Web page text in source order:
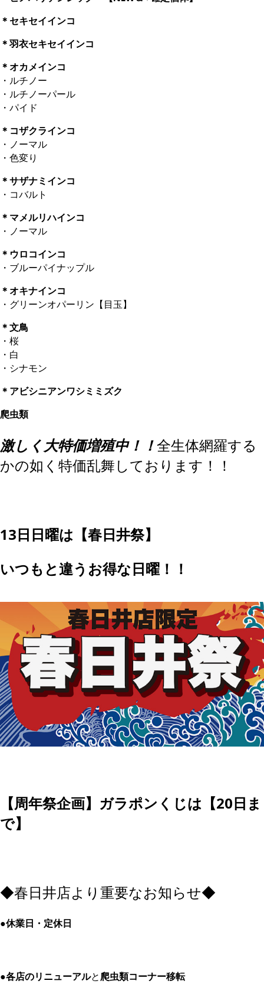
＊セキセイインコ
＊羽衣セキセイインコ
＊オカメインコ
・ルチノー
・ルチノーパール
・パイド
＊コザクラインコ
・ノーマル
・色変り
＊サザナミインコ
・コバルト
＊マメルリハインコ
・ノーマル
＊ウロコインコ
・ブルーパイナップル
＊オキナインコ
・グリーンオパーリン【目玉】
＊文鳥
・桜
・白
・シナモン
＊アビシニアンワシミミズク
爬虫類
激しく大特価増殖中！！全生体網羅する
かの如く特価乱舞しております！！
13日日曜は【春日井祭】
いつもと違うお得な日曜！！
【周年祭企画】ガラポンくじは【20日ま
で】
◆春日井店より重要なお知らせ◆
●休業日・定休日
●各店のリニューアルと爬虫類コーナー移転